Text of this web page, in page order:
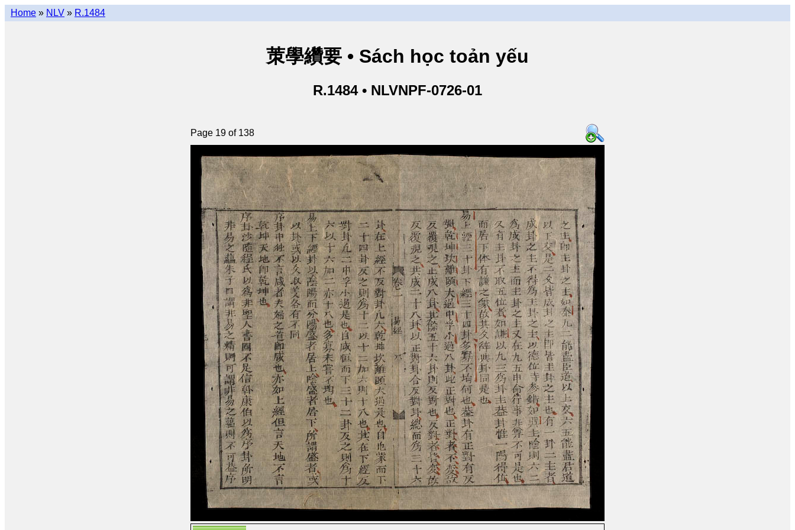
Home » NLV » R.1484
茦學纘要 • Sách học toản yếu
R.1484 • NLVNPF-0726-01
Page 19 of 138